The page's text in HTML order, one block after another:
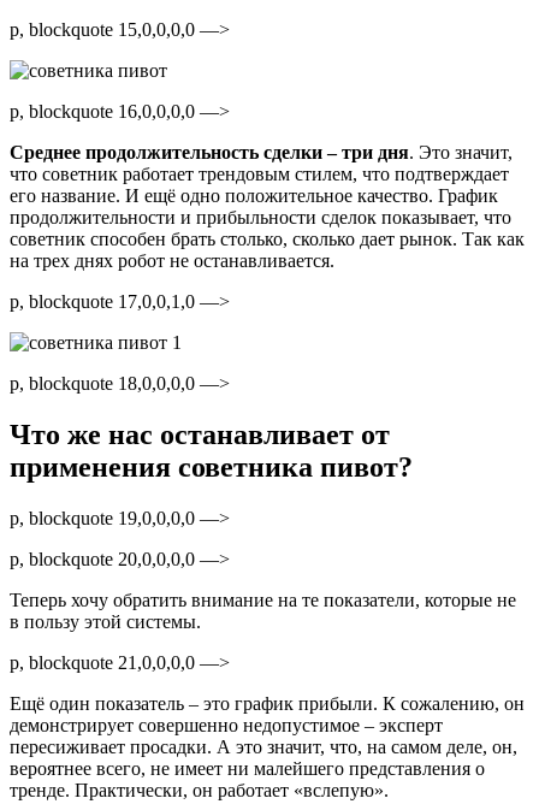
p, blockquote 15,0,0,0,0 —>
p, blockquote 16,0,0,0,0 —>
Среднее продолжительность сделки – три дня. Это значит,
что советник работает трендовым стилем, что подтверждает
его название. И ещё одно положительное качество. График
продолжительности и прибыльности сделок показывает, что
советник способен брать столько, сколько дает рынок. Так как
на трех днях робот не останавливается.
p, blockquote 17,0,0,1,0 —>
p, blockquote 18,0,0,0,0 —>
Что же нас останавливает от
применения советника пивот?
p, blockquote 19,0,0,0,0 —>
p, blockquote 20,0,0,0,0 —>
Теперь хочу обратить внимание на те показатели, которые не
в пользу этой системы.
p, blockquote 21,0,0,0,0 —>
Ещё один показатель – это график прибыли. К сожалению, он
демонстрирует совершенно недопустимое – эксперт
пересиживает просадки. А это значит, что, на самом деле, он,
вероятнее всего, не имеет ни малейшего представления о
тренде. Практически, он работает «вслепую».